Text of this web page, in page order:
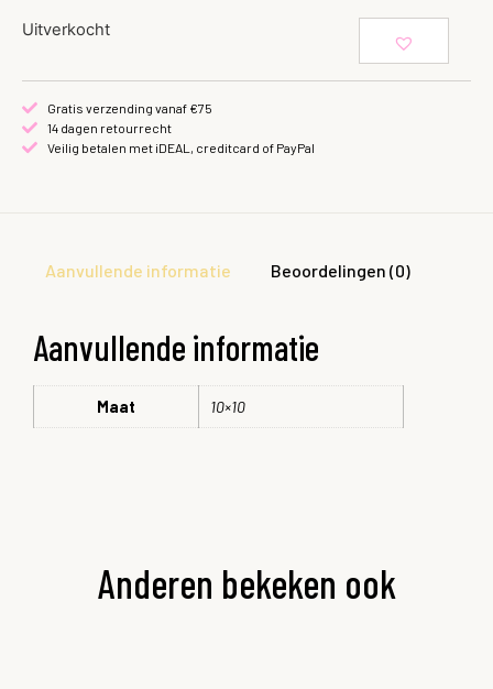
Uitverkocht
Gratis verzending vanaf €75
14 dagen retourrecht
Veilig betalen met iDEAL, creditcard of PayPal
Aanvullende informatie Beoordelingen (0)
Aanvullende informatie
Maat 10×10
Anderen bekeken ook